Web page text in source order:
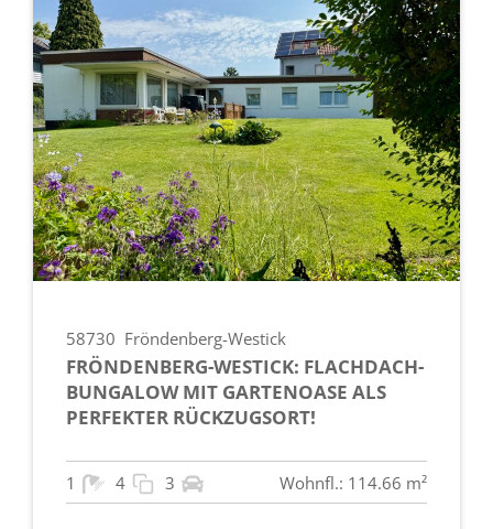
58730 Fröndenberg-Westick
FRÖNDENBERG-WESTICK: FLACHDACH-
BUNGALOW MIT GARTENOASE ALS
PERFEKTER RÜCKZUGSORT!
1 4 3 Wohnfl.: 114.66 m²